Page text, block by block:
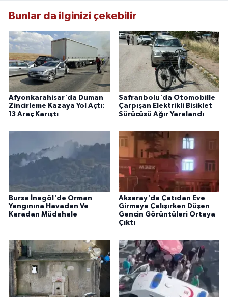
Bunlar da ilginizi çekebilir
Afyonkarahisar'da Duman
Zincirleme Kazaya Yol Açtı:
13 Araç Karıştı
Safranbolu'da Otomobille
Çarpışan Elektrikli Bisiklet
Sürücüsü Ağır Yaralandı
Bursa İnegöl'de Orman
Yangınına Havadan Ve
Karadan Müdahale
Aksaray'da Çatıdan Eve
Girmeye Çalışırken Düşen
Gencin Görüntüleri Ortaya
Çıktı